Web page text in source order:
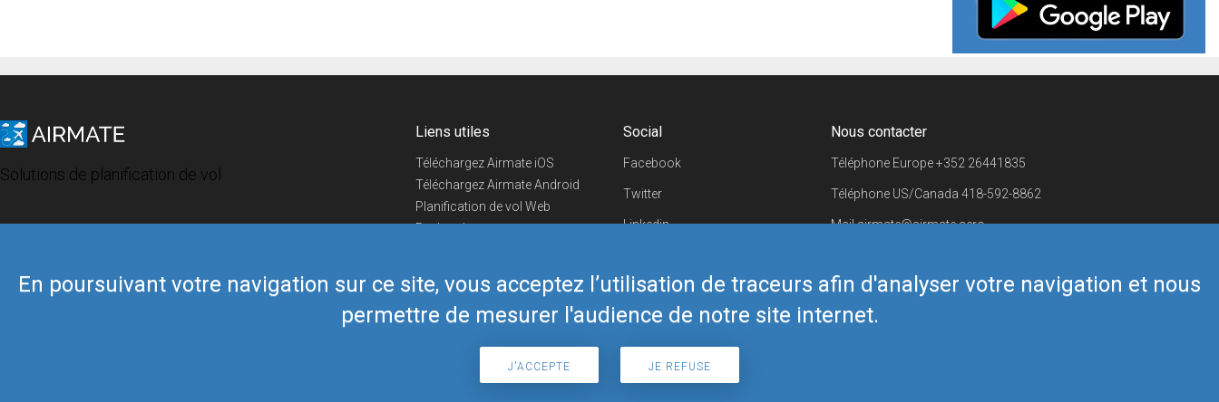
En poursuivant votre navigation sur ce site, vous acceptez l’utilisation de traceurs afin d'analyser votre navigation et nous
permettre de mesurer l'audience de notre site internet.
J'ACCEPTE JE REFUSE
Solutions de planification de vol
Liens utiles
Téléchargez Airmate iOS
Téléchargez Airmate Android
Planification de vol Web
Recherche
Boutique Airmate
Social
Facebook
Twitter
Linkedin
Telegram
Nous contacter
Téléphone Europe+352 26441835
Téléphone US/Canada 418-592-8862
Mailairmate@airmate.aero